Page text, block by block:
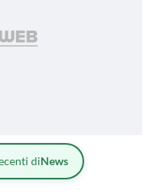
diNews